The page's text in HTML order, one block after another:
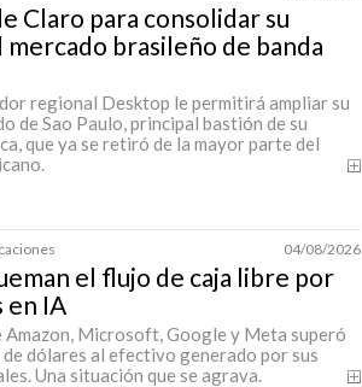
Claro para consolidar su
brasileño de banda
regional Desktop le permitirá ampliar su
de Sao Paulo, principal bastión de su
que ya se retiró de la mayor parte del
04/08/2026
el flujo de caja libre por
en IA
Amazon, Microsoft, Google y Meta superó
dólares al efectivo generado por sus
Una situación que se agrava.